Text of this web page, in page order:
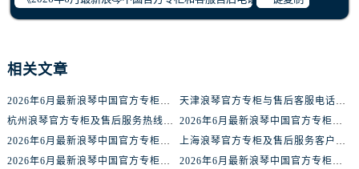
广西壮族自治区贺州市八步区城东街道灵峰南路浪琴售后服务中心（需提前预约）
广西壮族自治区来宾市兴宾区桂中大道浪琴售后服务中心（需提前预约）
广西壮族自治区柳州市城中区中山中路浪琴售后服务中心（需提前预约）
广西壮族自治区钦州市钦南区金海湾东大街浪琴售后服务中心（需提前预约）
相关文章
2026年6月最新浪琴中国官方专柜和客服售后电话权威信息声明
天津浪琴官方专柜与售后客服电话权威信息公告（2026年6月最新）
杭州浪琴官方专柜及售后服务热线权威信息公告（2026年6月最新）
2026年6月最新浪琴中国官方专柜与客服售后电话权威信息通知
2026年6月最新浪琴中国官方专柜及客户服务售后热线权威信息公示
上海浪琴官方专柜及售后服务客户电话权威信息公告（2026年6月最新）
2026年6月最新浪琴中国官方专柜和客户售后电话权威信息通知
2026年6月最新浪琴中国官方专柜及售后客服热线权威信息公告